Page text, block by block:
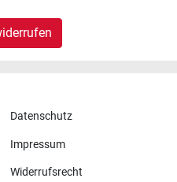
Datenschutz
Impressum
Widerrufsrecht